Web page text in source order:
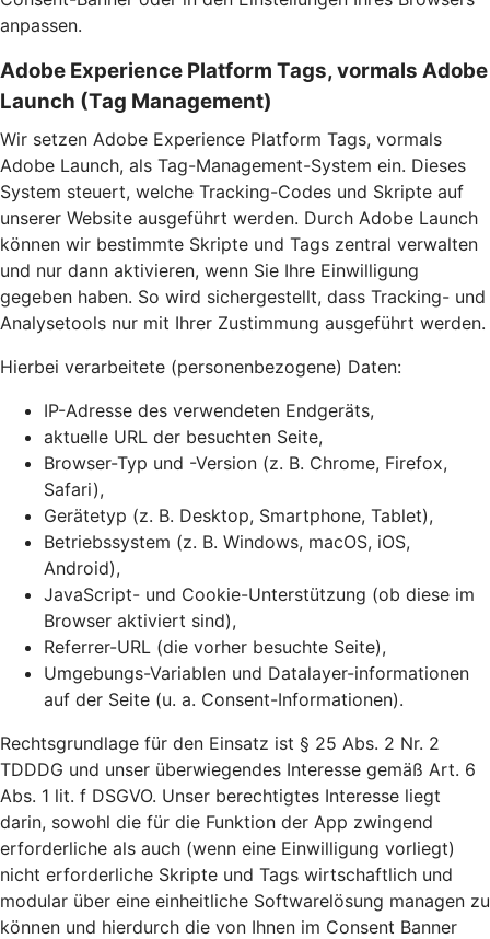
anpassen.
Adobe Experience Platform Tags, vormals Adobe
Launch (Tag Management)
Wir setzen Adobe Experience Platform Tags, vormals
Adobe Launch, als Tag-Management-System ein. Dieses
System steuert, welche Tracking-Codes und Skripte auf
unserer Website ausgeführt werden. Durch Adobe Launch
können wir bestimmte Skripte und Tags zentral verwalten
und nur dann aktivieren, wenn Sie Ihre Einwilligung
gegeben haben. So wird sichergestellt, dass Tracking- und
Analysetools nur mit Ihrer Zustimmung ausgeführt werden.
Hierbei verarbeitete (personenbezogene) Daten:
IP-Adresse des verwendeten Endgeräts,
aktuelle URL der besuchten Seite,
Browser-Typ und -Version (z. B. Chrome, Firefox,
Safari),
Gerätetyp (z. B. Desktop, Smartphone, Tablet),
Betriebssystem (z. B. Windows, macOS, iOS,
Android),
JavaScript- und Cookie-Unterstützung (ob diese im
Browser aktiviert sind),
Referrer-URL (die vorher besuchte Seite),
Umgebungs-Variablen und Datalayer-informationen
auf der Seite (u. a. Consent-Informationen).
Rechtsgrundlage für den Einsatz ist § 25 Abs. 2 Nr. 2
TDDDG und unser überwiegendes Interesse gemäß Art. 6
Abs. 1 lit. f DSGVO. Unser berechtigtes Interesse liegt
darin, sowohl die für die Funktion der App zwingend
erforderliche als auch (wenn eine Einwilligung vorliegt)
nicht erforderliche Skripte und Tags wirtschaftlich und
modular über eine einheitliche Softwarelösung managen zu
können und hierdurch die von Ihnen im Consent Banner